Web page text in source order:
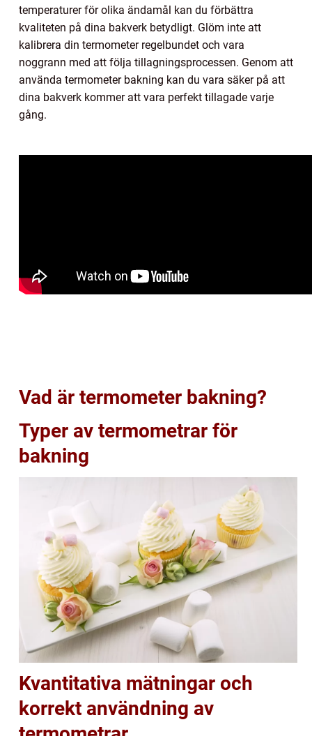
temperaturer för olika ändamål kan du förbättra
kvaliteten på dina bakverk betydligt. Glöm inte att
kalibrera din termometer regelbundet och vara
noggrann med att följa tillagningsprocessen. Genom att
använda termometer bakning kan du vara säker på att
dina bakverk kommer att vara perfekt tillagade varje
gång.
Vad är termometer bakning?
Typer av termometrar för
bakning
Kvantitativa mätningar och
korrekt användning av